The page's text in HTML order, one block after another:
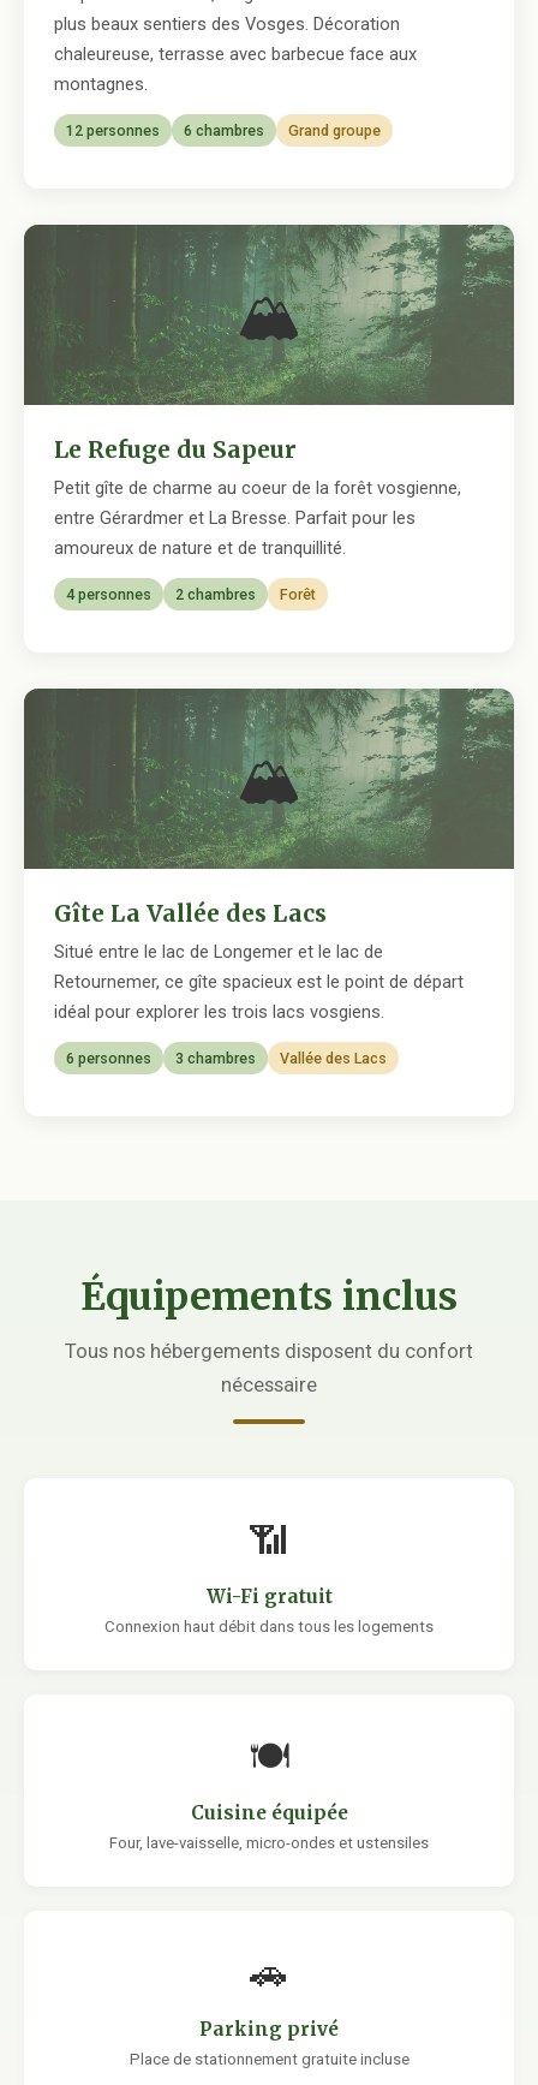
plus beaux sentiers des Vosges. Décoration
chaleureuse, terrasse avec barbecue face aux
montagnes.
12 personnes 6 chambres Grand groupe
🏔
Le Refuge du Sapeur
Petit gîte de charme au coeur de la forêt vosgienne,
entre Gérardmer et La Bresse. Parfait pour les
amoureux de nature et de tranquillité.
4 personnes 2 chambres Forêt
🏔
Gîte La Vallée des Lacs
Situé entre le lac de Longemer et le lac de
Retournemer, ce gîte spacieux est le point de départ
idéal pour explorer les trois lacs vosgiens.
6 personnes 3 chambres Vallée des Lacs
Équipements inclus
Tous nos hébergements disposent du confort
nécessaire
📶
Wi-Fi gratuit
Connexion haut débit dans tous les logements
🍽
Cuisine équipée
Four, lave-vaisselle, micro-ondes et ustensiles
🚗
Parking privé
Place de stationnement gratuite incluse